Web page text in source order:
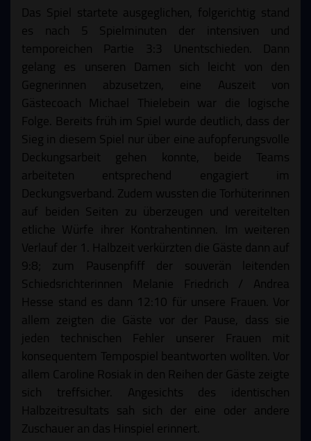
Das Spiel startete ausgeglichen, folgerichtig stand
es nach 5 Spielminuten der intensiven und
temporeichen Partie 3:3 Unentschieden. Dann
gelang es unseren Damen sich leicht von den
Gegnerinnen abzusetzen, eine Auszeit von
Gästecoach Michael Thielebein war die logische
Folge. Bereits früh im Spiel wurde deutlich, dass der
Sieg in diesem Spiel nur über eine aufopferungsvolle
Deckungsarbeit gehen konnte, beide Teams
arbeiteten entsprechend engagiert im
Deckungsverband. Zudem wussten die Torhüterinnen
auf beiden Seiten zu überzeugen und vereitelten
etliche Würfe ihrer Kontrahentinnen. Im weiteren
Verlauf der 1. Halbzeit verkürzten die Gäste dann auf
9:8; zum Pausenpfiff der souverän leitenden
Schiedsrichterinnen Melanie Friedrich / Andrea
Hesse stand es dann 12:10 für unsere Frauen. Vor
allem zeigten die Gäste vor der Pause, dass sie
jeden technischen Fehler unserer Frauen mit
konsequentem Tempospiel beantworten wollten. Vor
allem Caroline Rosiak in den Reihen der Gäste zeigte
sich treffsicher. Angesichts des identischen
Halbzeitresultats sah sich der eine oder andere
Zuschauer an das Hinspiel erinnert.